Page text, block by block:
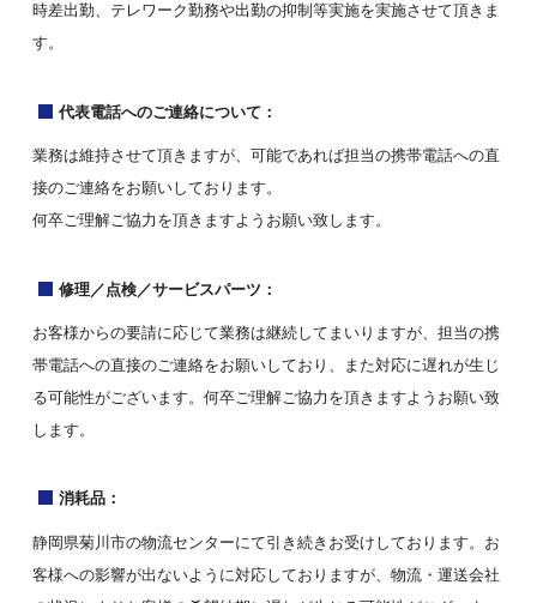
時差出勤、テレワーク勤務や出勤の抑制等実施を実施させて頂きま
す。
代表電話へのご連絡について：
業務は維持させて頂きますが、可能であれば担当の携帯電話への直
接のご連絡をお願いしております。
何卒ご理解ご協力を頂きますようお願い致します。
修理／点検／サービスパーツ：
お客様からの要請に応じて業務は継続してまいりますが、担当の携
帯電話への直接のご連絡をお願いしており、また対応に遅れが生じ
る可能性がございます。何卒ご理解ご協力を頂きますようお願い致
します。
消耗品：
静岡県菊川市の物流センターにて引き続きお受けしております。お
客様への影響が出ないように対応しておりますが、物流・運送会社